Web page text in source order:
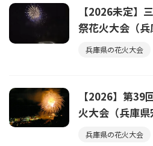
【2026未定】
祭花火大会（兵
兵庫県の花火大会
【2026】第39
火大会（兵庫県
兵庫県の花火大会